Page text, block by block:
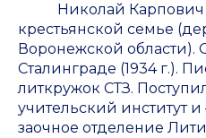
Николай Карпович
крестьянской семье
Воронежской области).
Сталинграде (1934 г.).
литкружок СТЗ.
учительский институт
заочное отделение